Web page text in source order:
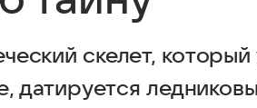
скелет, который
датируется